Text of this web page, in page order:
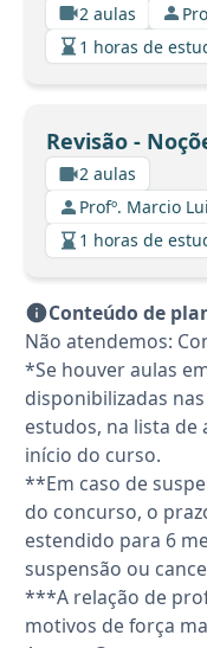
2 aulas
1 horas de
Revisão -
2 aulas
Profº. Marcio
1 horas de
Conteúdo de
Não atendemos:
*Se houver aulas
disponibilizadas
estudos, na lista de
início do curso.
**Em caso de
do concurso, o
estendido para 6
suspensão ou
***A relação de
motivos de força